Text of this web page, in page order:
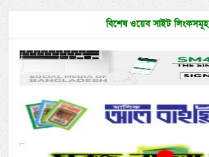
বিশেষ ওয়েব সাইট লিংকসমূহ